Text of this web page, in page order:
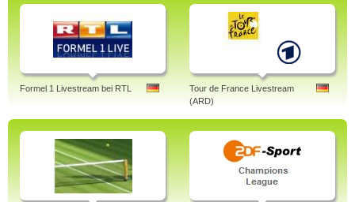
Formel 1 Livestream bei RTL
Tour de France Livestream
(ARD)